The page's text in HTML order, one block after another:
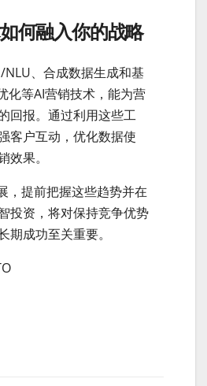
何融入你的战略
、合成数据生成和基
化等AI营销技术，能为营
回报。通过利用这些工
客户互动，优化数据使
效果。
，提前把握这些趋势并在
投资，将对保持竞争优势
期成功至关重要。